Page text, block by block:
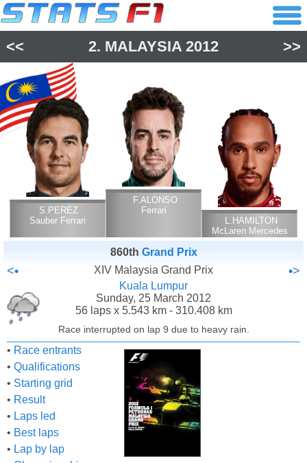
<< 2. MALAYSIA 2012 >>
S.PEREZ
Sauber Ferrari
F.ALONSO
Ferrari
L.HAMILTON
McLaren Mercedes
860th Grand Prix
<• XIV Malaysia Grand Prix •>
Kuala Lumpur
Sunday, 25 March 2012
56 laps x 5.543 km - 310.408 km
Race interrupted on lap 9 due to heavy rain.
• Race entrants
• Qualifications
• Starting grid
• Result
• Laps led
• Best laps
• Lap by lap